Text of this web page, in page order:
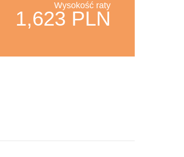
Wysokość raty
1,623 PLN